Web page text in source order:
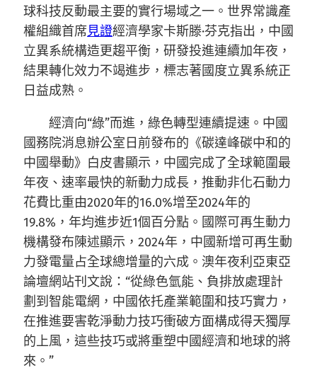
球科技反動最主要的實行場域之一。世界常識產
權組織首席見證經濟學家卡斯滕·芬克指出，中國
立異系統構造更趨平衡，研發投進連續加年夜，
結果轉化效力不竭進步，標志著國度立異系統正
日益成熟。
經濟向“綠”而進，綠色轉型連續提速。中國
國務院消息辦公室日前發布的《碳達峰碳中和的
中國舉動》白皮書顯示，中國完成了全球範圍最
年夜、速率最快的新動力成長，推動非化石動力
花費比重由2020年的16.0%增至2024年的
19.8%，年均進步近1個百分點。國際可再生動力
機構發布陳述顯示，2024年，中國新增可再生動
力發電量占全球總增量的六成。澳年夜利亞東亞
論壇網站刊文說：“從綠色氫能、負排放處理計
劃到智能電網，中國依托產業範圍和技巧實力，
在推進要害乾淨動力技巧衝破方面構成得天獨厚
的上風，這些技巧或將重塑中國經濟和地球的將
來。”